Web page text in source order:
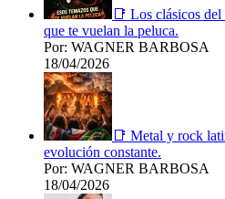
📑 Los clásicos
que te vuelan la peluca.
Por: WAGNER BARBOSA
18/04/2026
📑 Metal y rock
evolución constante.
Por: WAGNER BARBOSA
18/04/2026